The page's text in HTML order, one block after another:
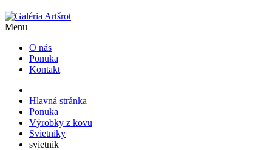
Menu
O nás
Ponuka
Kontakt
Hlavná stránka
Ponuka
Výrobky z kovu
Svietniky
svietnik